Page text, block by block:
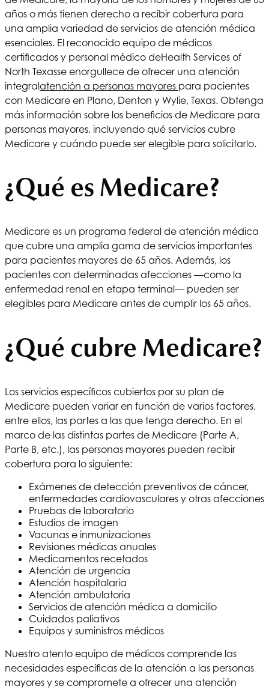
años o más tienen derecho a recibir cobertura para
una amplia variedad de servicios de atención médica
esenciales. El reconocido equipo de médicos
certificados y personal médico deHealth Services of
North Texasse enorgullece de ofrecer una atención
integralatención a personas mayores para pacientes
con Medicare en Plano, Denton y Wylie, Texas. Obtenga
más información sobre los beneficios de Medicare para
personas mayores, incluyendo qué servicios cubre
Medicare y cuándo puede ser elegible para solicitarlo.
¿Qué es Medicare?
Medicare es un programa federal de atención médica
que cubre una amplia gama de servicios importantes
para pacientes mayores de 65 años. Además, los
pacientes con determinadas afecciones —como la
enfermedad renal en etapa terminal— pueden ser
elegibles para Medicare antes de cumplir los 65 años.
¿Qué cubre Medicare?
Los servicios específicos cubiertos por su plan de
Medicare pueden variar en función de varios factores,
entre ellos, las partes a las que tenga derecho. En el
marco de las distintas partes de Medicare (Parte A,
Parte B, etc.), las personas mayores pueden recibir
cobertura para lo siguiente:
Exámenes de detección preventivos de cáncer,
enfermedades cardiovasculares y otras afecciones
Pruebas de laboratorio
Estudios de imagen
Vacunas e inmunizaciones
Revisiones médicas anuales
Medicamentos recetados
Atención de urgencia
Atención hospitalaria
Atención ambulatoria
Servicios de atención médica a domicilio
Cuidados paliativos
Equipos y suministros médicos
Nuestro atento equipo de médicos comprende las
necesidades específicas de la atención a las personas
mayores y se compromete a ofrecer una atención